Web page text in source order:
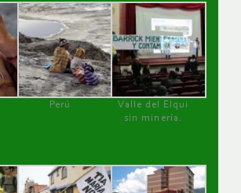
Perú
Valle del Elqui
sin minería.